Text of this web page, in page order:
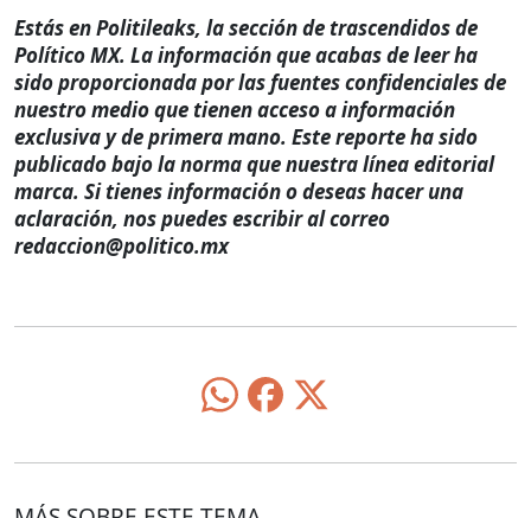
Estás en Politileaks, la sección de trascendidos de
Político MX. La información que acabas de leer ha
sido proporcionada por las fuentes confidenciales de
nuestro medio que tienen acceso a información
exclusiva y de primera mano. Este reporte ha sido
publicado bajo la norma que nuestra línea editorial
marca. Si tienes información o deseas hacer una
aclaración, nos puedes escribir al correo
redaccion@politico.mx